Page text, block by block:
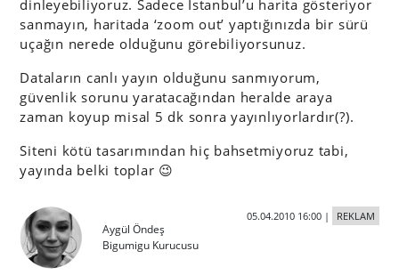
dinleyebiliyoruz. Sadece İstanbul’u harita gösteriyor
sanmayın, haritada ‘zoom out’ yaptığınızda bir sürü
uçağın nerede olduğunu görebiliyorsunuz.
Dataların canlı yayın olduğunu sanmıyorum,
güvenlik sorunu yaratacağından heralde araya
zaman koyup misal 5 dk sonra yayınlıyorlardır(?).
Siteni kötü tasarımından hiç bahsetmiyoruz tabi,
yayında belki toplar 😉
Aygül Öndeş
Bigumigu Kurucusu
05.04.2010 16:00| REKLAM